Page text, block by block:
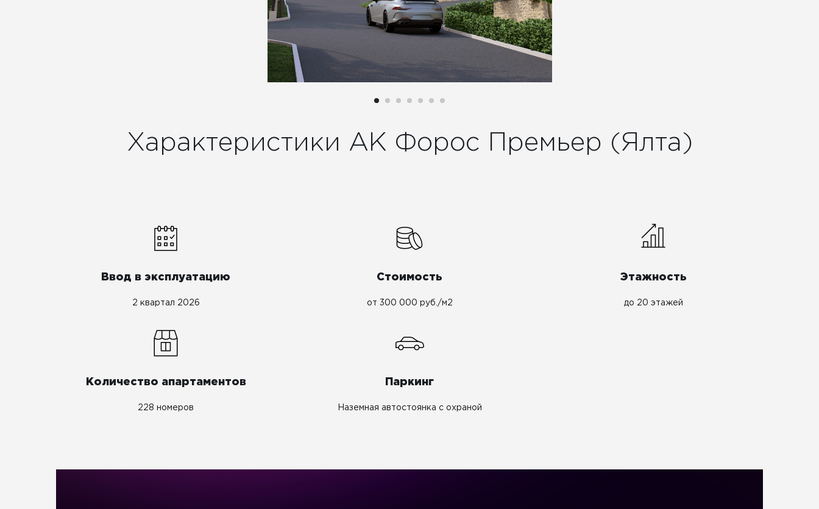
Характеристики АК Форос Премьер (Ялта)
Ввод в эксплуатацию
2 квартал 2026
Стоимость
от 300 000 руб./м2
Этажность
до 20 этажей
Количество апартаментов
228 номеров
Паркинг
Наземная автостоянка с охраной